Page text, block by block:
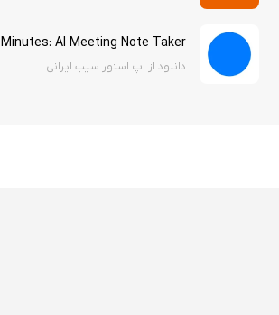
Minutes: AI Meeting Note Taker هک شده
دانلود از اپ استور سیب ایرانی